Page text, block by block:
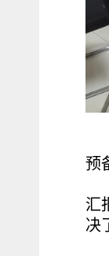
预
汇
决